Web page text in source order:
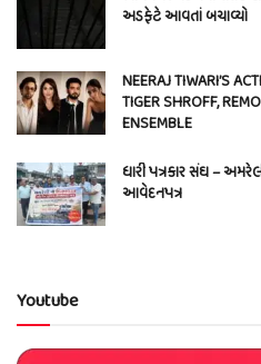
અડફેટે આવતાં બચાવ્યો
NEERAJ TIWARI’S
TIGER SHROFF,
ENSEMBLE
ધારી પત્રકાર સંઘ –
આવેદનપત્ર
Youtube